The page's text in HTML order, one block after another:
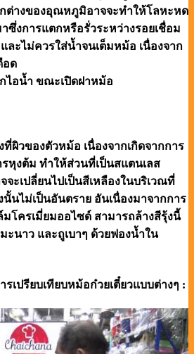
กต่างของอุณหภูมิอาจจะทำให้โลหะหด
ซึ่งการแตกหรือรั่วระหว่างรอยเชื่อม
ละไม่ควรใส่น้ำจนเต็มหม้อ เนื่องจาก
อด
ไอน้ำ ขณะเปิดฝาหม้อ
ที่ผิวของตัวหม้อ เนื่องจากเกิดจากการ
หุงต้ม ทำให้ส่วนที่เป็นสแตนเลส
จะเปลี่ยนไปเป็นสีเหลืองในบริเวณที่
นไม่เป็นอันตราย อันเนื่องมาจากการ
โครเมี่ยมออไซด์ สามารถล้างสีรุ้งนี้
ะนาว และถูเบาๆ ด้วยฟองน้ำใน
เปรียบเทียบหม้อก๋วยเตี๋ยวแบบต่างๆ :